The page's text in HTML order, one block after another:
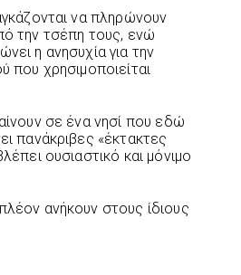
να πληρώνουν
την τσέπη τους, ενώ
η ανησυχία για την
που χρησιμοποιείται
σε ένα νησί που εδώ
πανάκριβες «έκτακτες
ουσιαστικό και μόνιμο
ανήκουν στους ίδιους